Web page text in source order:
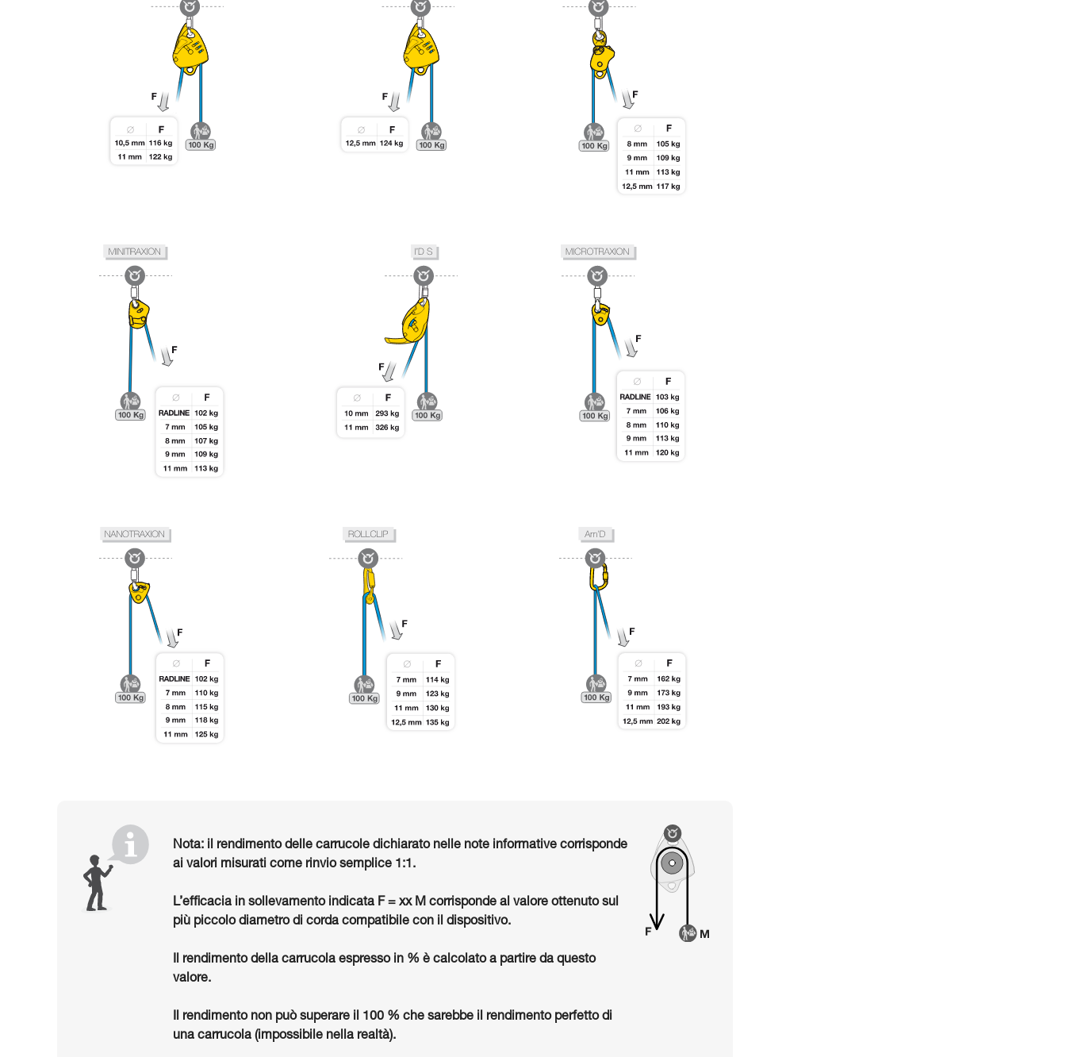
Nota: il rendimento delle carrucole dichiarato nelle note informative corrisponde
ai valori misurati come rinvio semplice 1:1.
L’efficacia in sollevamento indicata F = xx M corrisponde al valore ottenuto sul
più piccolo diametro di corda compatibile con il dispositivo.
Il rendimento della carrucola espresso in % è calcolato a partire da questo
valore.
Il rendimento non può superare il 100 % che sarebbe il rendimento perfetto di
una carrucola (impossibile nella realtà).